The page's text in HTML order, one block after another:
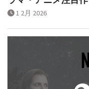
1 2月 2026